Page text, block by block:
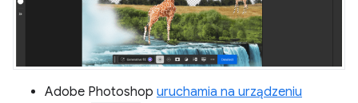
Adobe Photoshop uruchamia na urządzeniu